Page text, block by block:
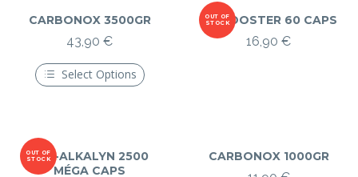
Les
options
peuvent
CARBONOX 3500GR
43,90 €
Select Options
Ce
Les
options
OUT OF
STOCK
TRIBOOSTER 60 CAPS
16,90 €
OUT OF
STOCK
KRE-ALKALYN 2500
MÉGA CAPS
CARBONOX 1000GR